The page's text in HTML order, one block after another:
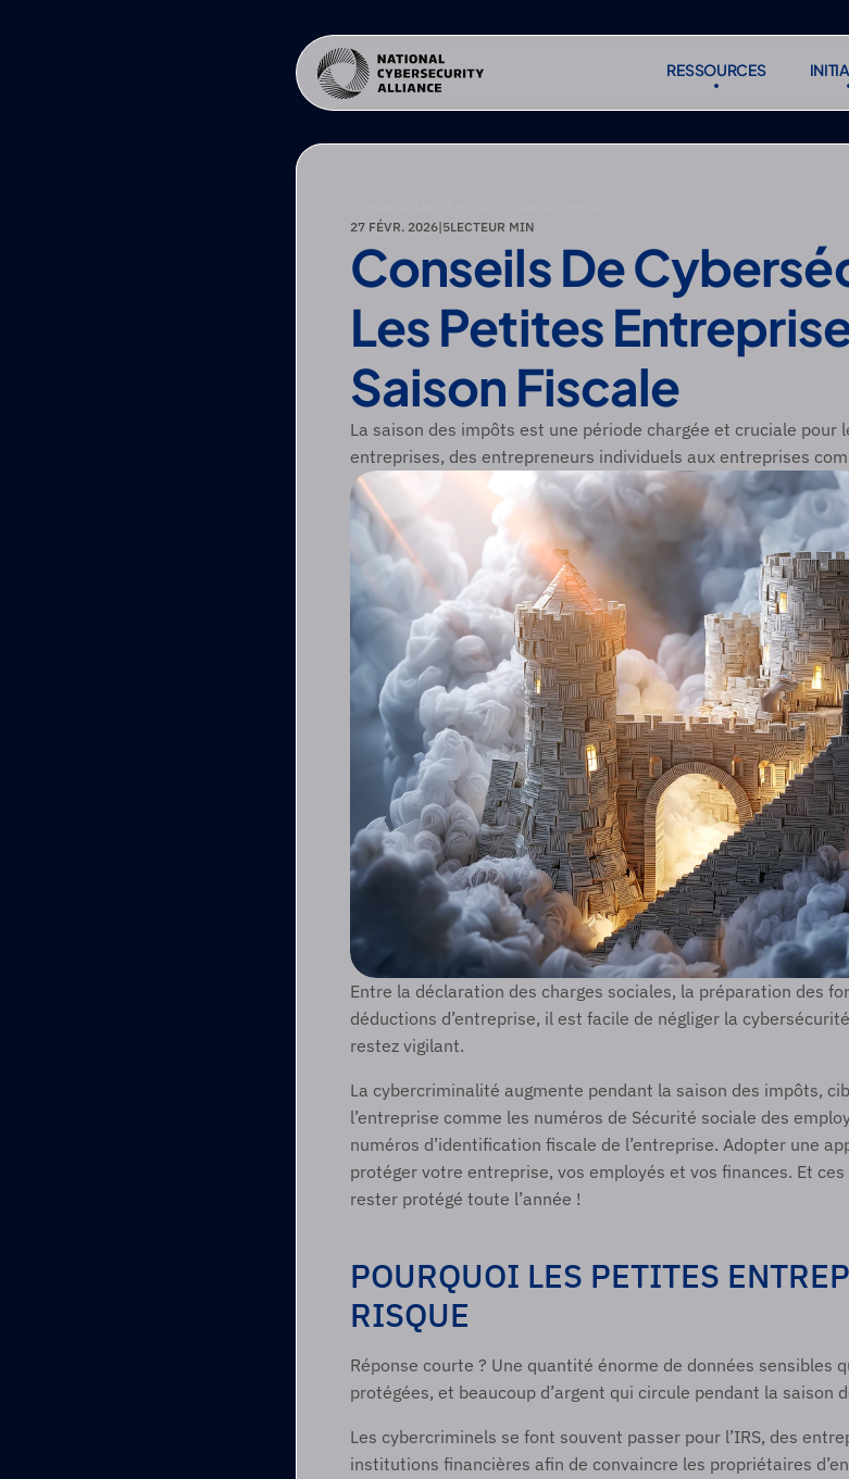
RESSOURCES
RESSOURCES
27 FÉVR. 2026|5LECTEUR MIN
Conseils De
Les Petites
Saison Fiscale
La saison des impôts est une période chargée et cruciale pour
entreprises, des entrepreneurs individuels aux entreprises
Entre la déclaration des charges sociales, la préparation des
déductions d’entreprise, il est facile de négliger la
restez vigilant.
La cybercriminalité augmente pendant la saison des impôts,
l’entreprise comme les numéros de Sécurité sociale des
numéros d’identification fiscale de l’entreprise. Adopter une
protéger votre entreprise, vos employés et vos finances. Et
rester protégé toute l’année !
POURQUOI LES PETITES
RISQUE
Réponse courte ? Une quantité énorme de données sensibles
protégées, et beaucoup d’argent qui circule pendant la saison
Les cybercriminels se font souvent passer pour l’IRS, des
institutions financières afin de convaincre les propriétaires